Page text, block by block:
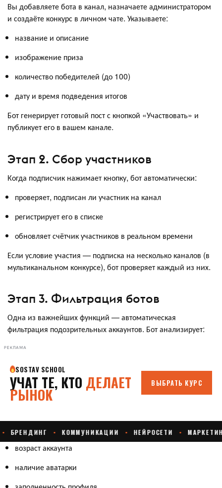
Вы добавляете бота в канал, назначаете администратором
и создаёте конкурс в личном чате. Указываете:
название и описание
изображение приза
количество победителей (до 100)
дату и время подведения итогов
Бот генерирует готовый пост с кнопкой «Участвовать» и
публикует его в вашем канале.
Этап 2. Сбор участников
Когда подписчик нажимает кнопку, бот автоматически:
проверяет, подписан ли участник на канал
регистрирует его в списке
обновляет счётчик участников в реальном времени
Если условие участия — подписка на несколько каналов (в
мультиканальном конкурсе), бот проверяет каждый из них.
Этап 3. Фильтрация ботов
Одна из важнейших функций — автоматическая
фильтрация подозрительных аккаунтов. Бот анализирует:
РЕКЛАМА
возраст аккаунта
наличие аватарки